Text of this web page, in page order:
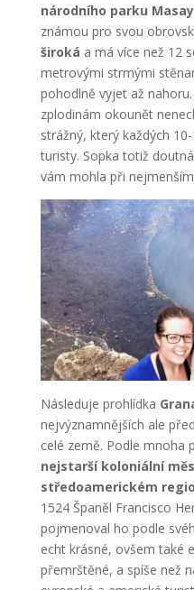
národního parku
známou pro svou
široká a má více než 12
metrovými strmými
pohodlně vyjet až
zplodinám okounět
strážný, který každých
turisty. Sopka totiž
vám mohla při
Následuje prohlídka
nejvýznamnějších ale
celé země. Podle mnoha
nejstarší koloniální
středoamerickém
1524 Španěl Francisco
pojmenoval ho podle
echt krásné, ovšem také
přemrštěné, a spíše než